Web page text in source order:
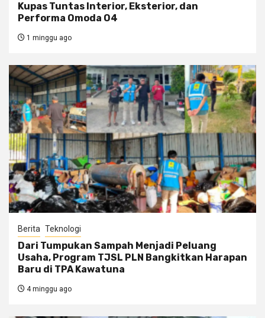
Kupas Tuntas Interior, Eksterior, dan
Performa Omoda O4
1 minggu ago
Berita Teknologi
Dari Tumpukan Sampah Menjadi Peluang
Usaha, Program TJSL PLN Bangkitkan Harapan
Baru di TPA Kawatuna
4 minggu ago